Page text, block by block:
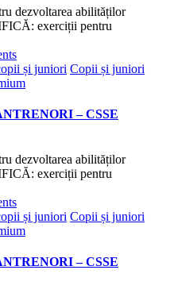
dezvoltarea abilităților
exerciții pentru
și juniori Copii și juniori
– CSSE
dezvoltarea abilităților
exerciții pentru
și juniori Copii și juniori
– CSSE